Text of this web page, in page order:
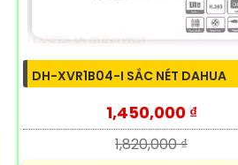
DH-XVR1B04-I SẮC NÉT DAHUA
1,450,000 ₫
1,820,000 ₫